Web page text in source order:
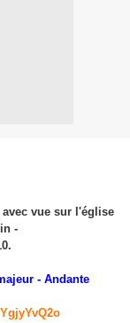
vue sur l'église
-
- Andante